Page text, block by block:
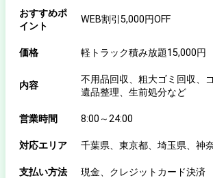
おすすめポ
イント
WEB割引5,000円OFF
価格 軽トラック積み放題15,000円
内容
不用品回収、粗大ゴミ回収、
遺品整理、生前処分など
営業時間 8:00～24:00
対応エリア 千葉県、東京都、埼玉県、神
支払い方法 現金、クレジットカード決済